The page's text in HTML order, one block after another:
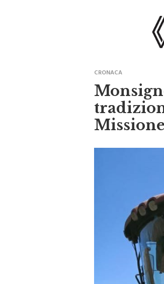
CRONACA